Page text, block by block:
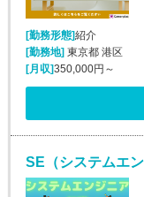
[勤務形態]紹介
[勤務地] 東京都 港区
[月収]350,000円～